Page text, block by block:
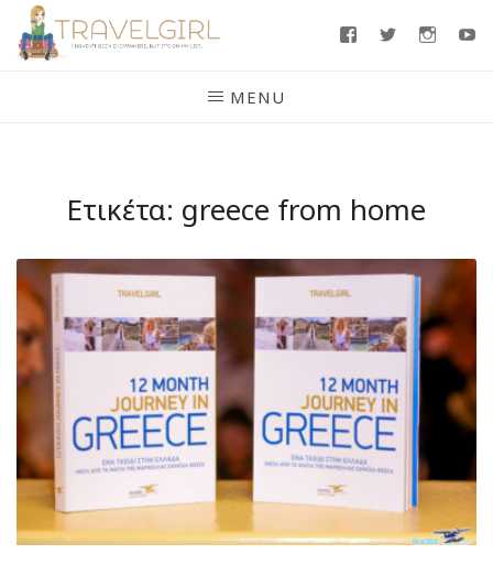
Skip
FacebookTwitter
MENU
Ετικέτα: greece from home